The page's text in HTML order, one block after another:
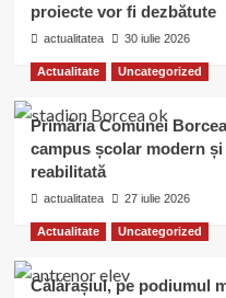
proiecte vor fi dezbătute
actualitatea 30 iulie 2026
Actualitate Uncategorized
Primăria Comunei
campus școlar modern
reabilitată
actualitatea 27 iulie 2026
Actualitate Uncategorized
Călărașiul, pe podiumul